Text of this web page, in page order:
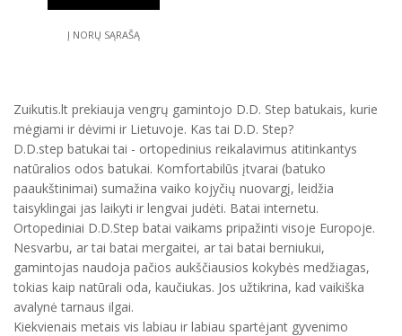
Į NORŲ SĄRAŠĄ
Zuikutis.lt prekiauja vengrų gamintojo D.D. Step batukais, kurie
mėgiami ir dėvimi ir Lietuvoje. Kas tai D.D. Step?
D.D.step batukai tai - ortopedinius reikalavimus atitinkantys
natūralios odos batukai. Komfortabilūs įtvarai (batuko
paaukštinimai) sumažina vaiko kojyčių nuovargį, leidžia
taisyklingai jas laikyti ir lengvai judėti. Batai internetu.
Ortopediniai D.D.Step batai vaikams pripažinti visoje Europoje.
Nesvarbu, ar tai batai mergaitei, ar tai batai berniukui,
gamintojas naudoja pačios aukščiausios kokybės medžiagas,
tokias kaip natūrali oda, kaučiukas. Jos užtikrina, kad vaikiška
avalynė tarnaus ilgai.
Kiekvienais metais vis labiau ir labiau spartėjant gyvenimo